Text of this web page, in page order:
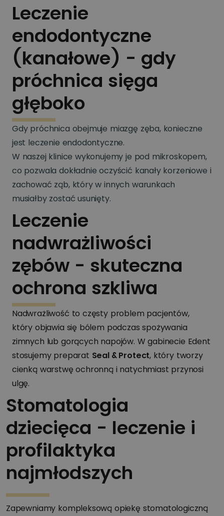
Leczenie
endodontyczne
(kanałowe) - gdy
próchnica sięga
głęboko
Gdy próchnica obejmuje miazgę zęba, konieczne
jest leczenie endodontyczne.
W naszej klinice wykonujemy je pod mikroskopem,
co pozwala dokładnie oczyścić kanały korzeniowe i
zachować ząb, który w innych warunkach
musiałby zostać usunięty.
Leczenie
nadwrażliwości
zębów - skuteczna
ochrona szkliwa
Nadwrażliwość to częsty problem pacjentów,
który objawia się bólem podczas spożywania
zimnych lub gorących napojów. W gabinecie Edent
stosujemy preparat Seal & Protect, który tworzy
cienką warstwę ochronną i natychmiast przynosi
ulgę.
Stomatologia
dziecięca - leczenie i
profilaktyka
najmłodszych
Zapewniamy kompleksową opiekę stomatologiczną